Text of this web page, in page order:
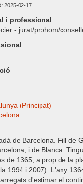
2025-02-17
i professional
- jurat/prohom/
(Principat)
de Barcelona. Fill de
i de Blanca.
de 1365, a prop de la
1994 i 2007). L'any
d'estimar el